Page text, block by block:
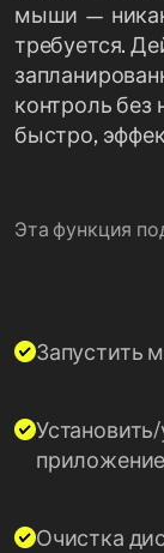
мыши —
требуется.
контроль без
быстро,
Эта функция
Запустить
приложение
Очистка